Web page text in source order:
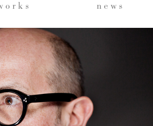
o r k s n e w s